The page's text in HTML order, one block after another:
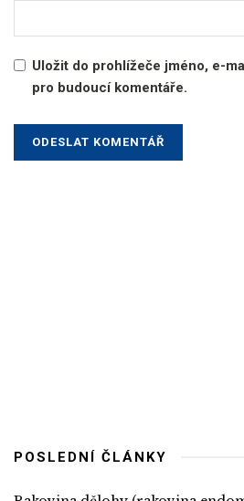
Uložit do prohlížeče jméno, e-
pro budoucí komentáře.
POSLEDNÍ ČLÁNKY